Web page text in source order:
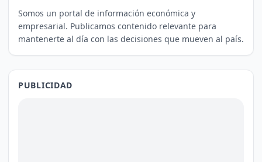
Somos un portal de información económica y
empresarial. Publicamos contenido relevante para
mantenerte al día con las decisiones que mueven al país.
PUBLICIDAD